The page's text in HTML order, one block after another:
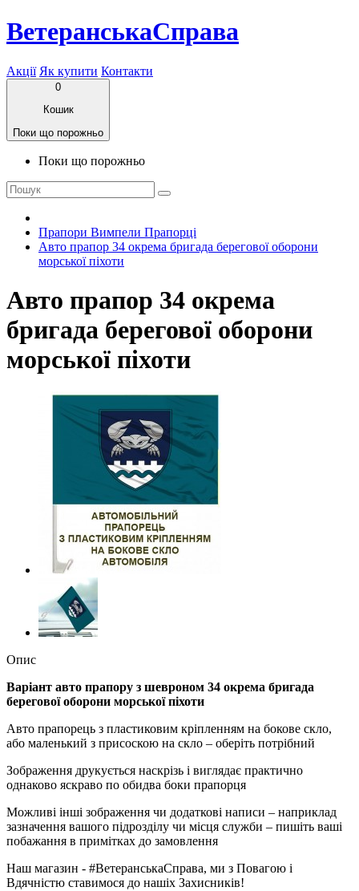
ВетеранськаСправа
Акції Як купити Контакти
0
Кошик
Поки що порожньо
Поки що порожньо
Прапори Вимпели Прапорці
Авто прапор 34 окрема бригада берегової оборони
морської піхоти
Авто прапор 34 окрема
бригада берегової оборони
морської піхоти
Опис
Варіант авто прапору з шевроном 34 окрема бригада
берегової оборони морської піхоти
Авто прапорець з пластиковим кріпленням на бокове скло,
або маленький з присоскою на скло – оберіть потрібний
Зображення друкується наскрізь і виглядає практично
однаково яскраво по обидва боки прапорця
Можливі інші зображення чи додаткові написи – наприклад
зазначення вашого підрозділу чи місця служби – пишіть ваші
побажання в примітках до замовлення
Наш магазин - #ВетеранськаСправа, ми з Повагою і
Вдячністю ставимося до нашіх Захисників!